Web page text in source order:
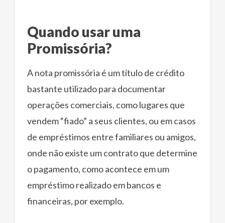
Quando usar uma
Promissória?
A nota promissória é um título de crédito
bastante utilizado para documentar
operações comerciais, como lugares que
vendem “fiado” a seus clientes, ou em casos
de empréstimos entre familiares ou amigos,
onde não existe um contrato que determine
o pagamento, como acontece em um
empréstimo realizado em bancos e
financeiras, por exemplo.